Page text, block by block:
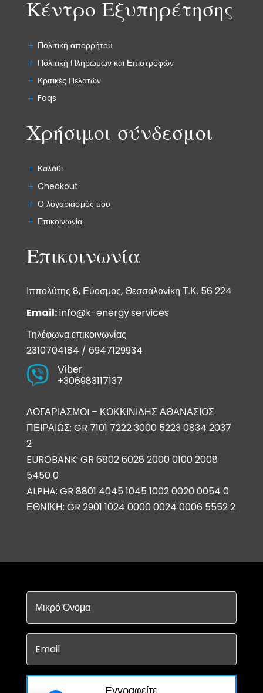
Κέντρο Εξυπηρέτησης
Πολιτική απορρήτου
Πολιτική Πληρωμών και Επιστροφών
Κριτικές Πελατών
Faqs
Χρήσιμοι σύνδεσμοι
Καλάθι
Checkout
Ο λογαριασμός μου
Επικοινωνία
Επικοινωνία
Ιππολύτης 8, Εύοσμος, Θεσσαλονίκη Τ.Κ. 56 224
Email:info@k-energy.services
Τηλέφωνα επικοινωνίας
2310704184 / 6947129934
 Viber
+306983117137
ΛΟΓΑΡΙΑΣΜΟI – ΚΟΚΚΙΝΙΔΗΣ ΑΘΑΝΑΣΙΟΣ
ΠΕΙΡΑΙΩΣ: GR 7101 7222 3000 5223 0834 2037
2
EUROBANK: GR 6802 6028 2000 0100 2008
5450 0
ALPHA: GR 8801 4045 1045 1002 0020 0054 0
ΕΘΝΙΚΗ: GR 2901 1024 0000 0024 0006 5552 2